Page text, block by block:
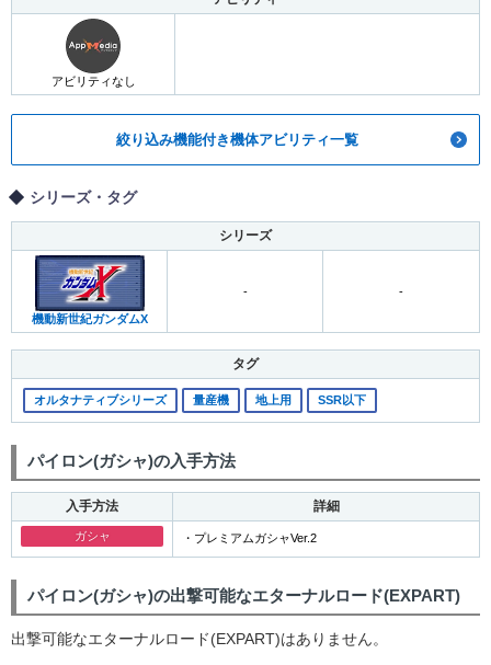
アビリティなし
絞り込み機能付き機体アビリティ一覧
シリーズ・タグ
シリーズ
機動新世紀ガンダムX
- -
タグ
オルタナティブシリーズ 量産機 地上用 SSR以下
パイロン(ガシャ)の入手方法
入手方法 詳細
ガシャ ・プレミアムガシャVer.2
パイロン(ガシャ)の出撃可能なエターナルロード(EXPART)
出撃可能なエターナルロード(EXPART)はありません。